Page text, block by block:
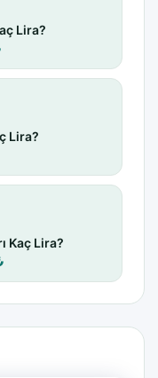
Lira?
Lira?
Kaç Lira?